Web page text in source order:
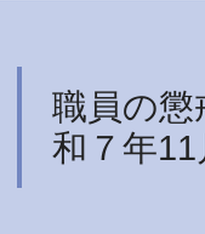
職員の懲
和７年11